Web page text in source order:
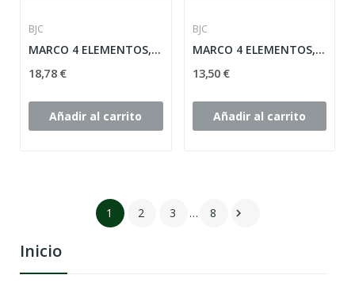
Inicio
BJC
MARCO 4 ELEMENTOS, ALUMINIO-MERCURIO HORIZONTAL...
18,78 €
Añadir al carrito
BJC
MARCO 4 ELEMENTOS, MARFIL HORIZONTAL SERIE IRIS...
13,50 €
Añadir al carrito
1 2 3 … 8 